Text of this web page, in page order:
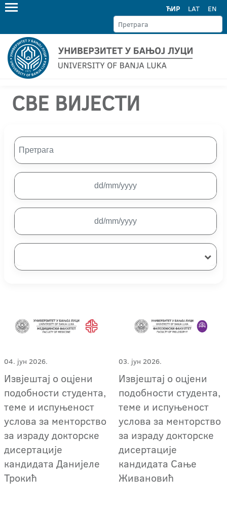
ЋИР LAT EN
СВЕ ВИЈЕСТИ
04. јун 2026.
Извјештај о оцјени
подобности студента,
теме и испуњеност
услова за менторство
за израду докторске
дисертације
кандидата Данијеле
Трокић
03. јун 2026.
Извјештај о оцјени
подобности студента,
теме и испуњеност
услова за менторство
за израду докторске
дисертације
кандидата Сање
Живановић